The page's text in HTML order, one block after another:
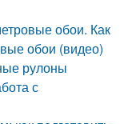
обои. Как
обои (видео)
рулоны
с